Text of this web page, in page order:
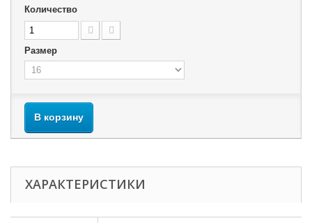
Количество
Размер
В корзину
ХАРАКТЕРИСТИКИ